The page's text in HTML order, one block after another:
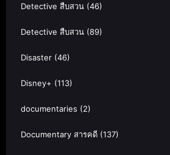
Detective สืบสวน (46)
Detective สืบสวน (89)
Disaster (46)
Disney+ (113)
documentaries (2)
Documentary สารคดี (137)